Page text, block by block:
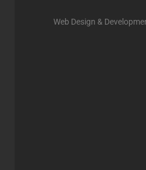
Web Design &